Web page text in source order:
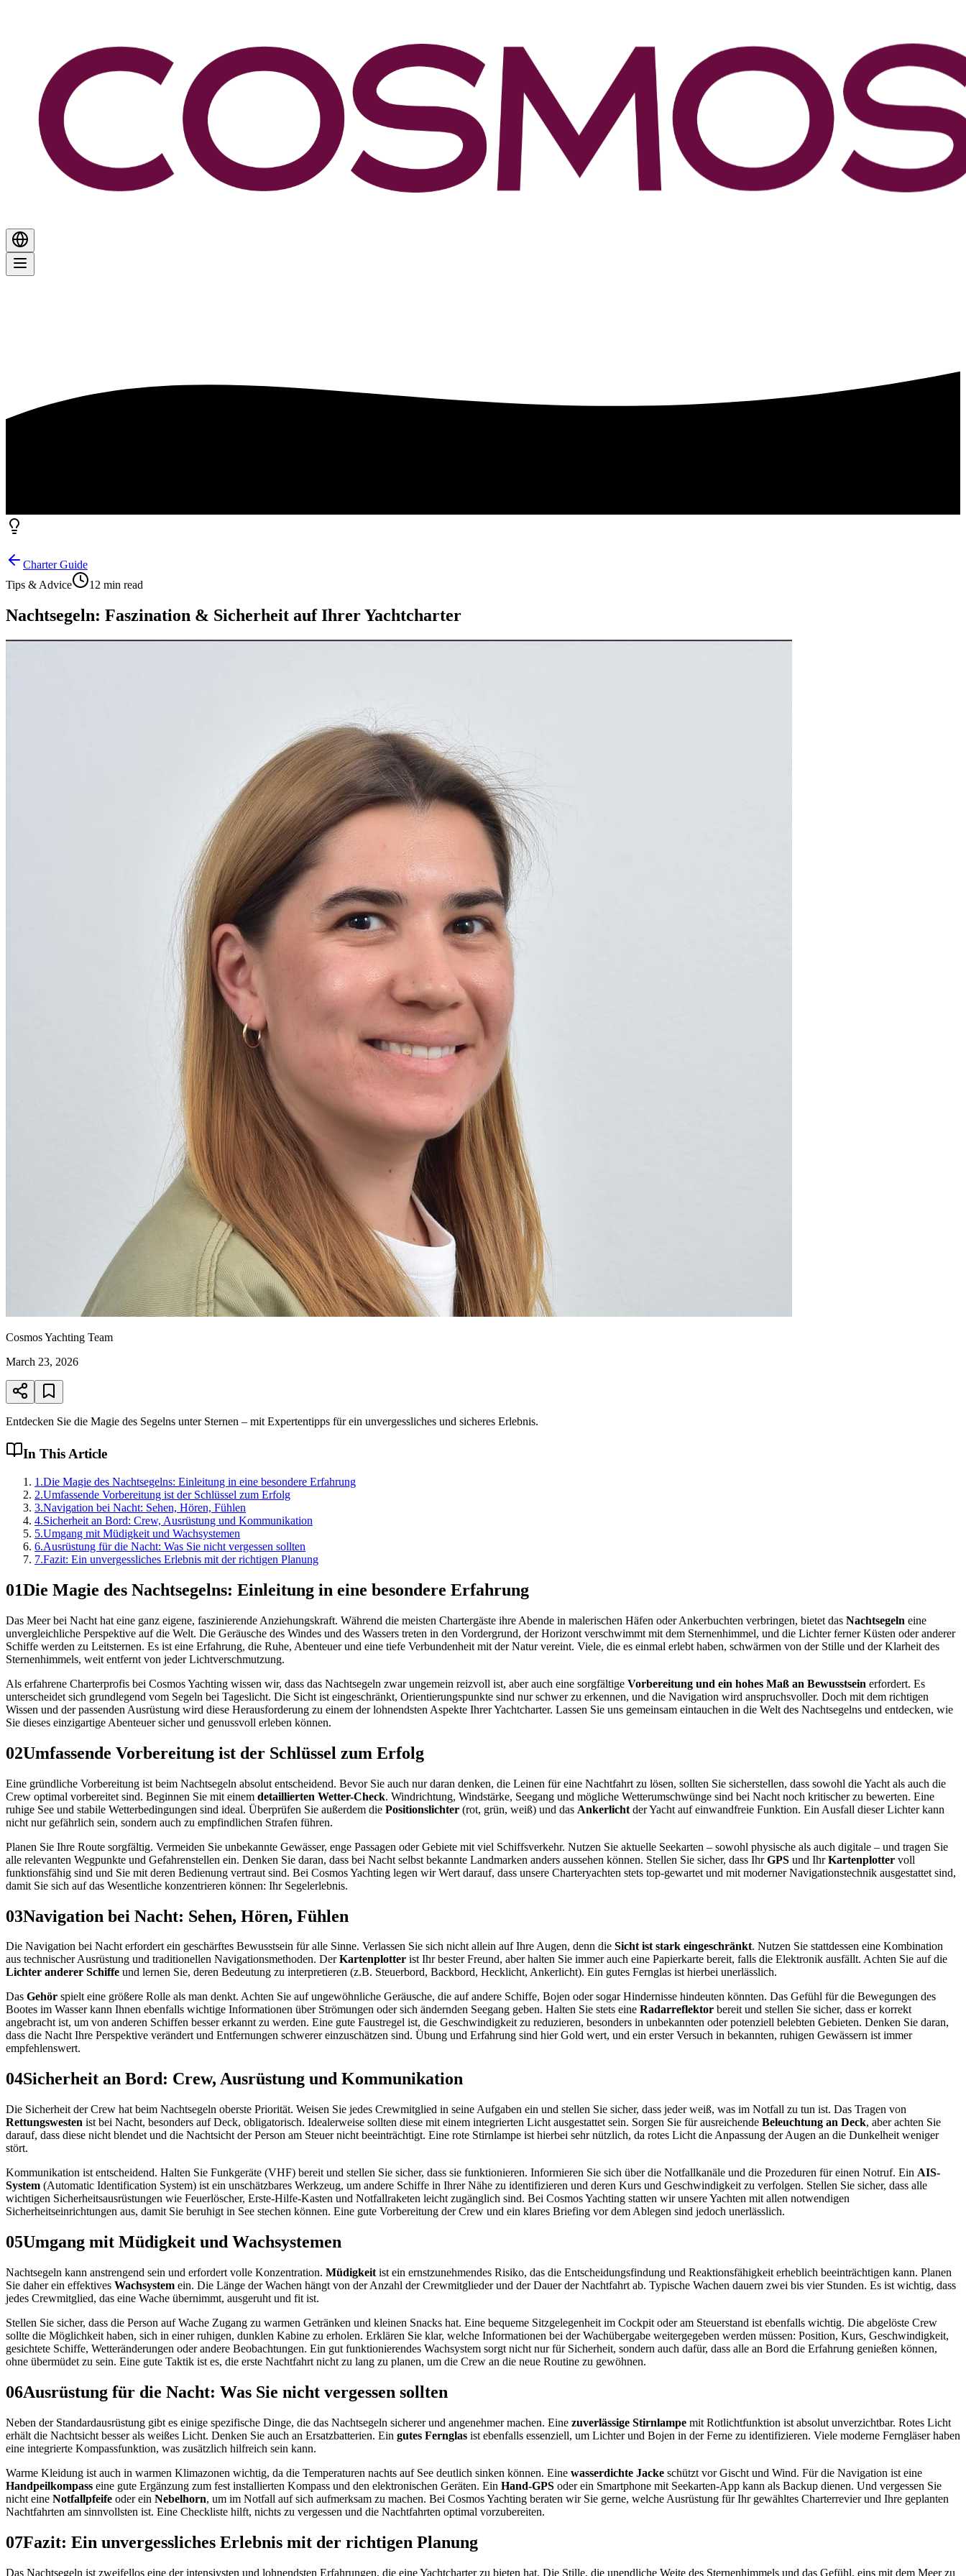
Charter Guide
Tips & Advice
12 min read
Nachtsegeln: Faszination & Sicherheit auf Ihrer Yachtcharter
Cosmos Yachting Team
March 23, 2026
Entdecken Sie die Magie des Segelns unter Sternen – mit Expertentipps für ein unvergessliches und sicheres Erlebnis.
In This Article
1 .Die Magie des Nachtsegelns: Einleitung in eine besondere Erfahrung
2.Umfassende Vorbereitung ist der Schlüssel zum Erfolg
3.Navigation bei Nacht: Sehen, Hören, Fühlen
4.Sicherheit an Bord: Crew, Ausrüstung und Kommunikation
5.Umgang mit Müdigkeit und Wachsystemen
6.Ausrüstung für die Nacht: Was Sie nicht vergessen sollten
7.Fazit: Ein unvergessliches Erlebnis mit der richtigen Planung
01Die Magie des Nachtsegelns: Einleitung in eine besondere Erfahrung
Das Meer bei Nacht hat eine ganz eigene, faszinierende Anziehungskraft. Während die meisten Chartergäste ihre Abende in malerischen Häfen oder Ankerbuchten verbringen, bietet das Nachtsegeln eine
unvergleichliche Perspektive auf die Welt. Die Geräusche des Windes und des Wassers treten in den Vordergrund, der Horizont verschwimmt mit dem Sternenhimmel, und die Lichter ferner Küsten oder anderer
Schiffe werden zu Leitsternen. Es ist eine Erfahrung, die Ruhe, Abenteuer und eine tiefe Verbundenheit mit der Natur vereint. Viele, die es einmal erlebt haben, schwärmen von der Stille und der Klarheit des
Sternenhimmels, weit entfernt von jeder Lichtverschmutzung.
Als erfahrene Charterprofis bei Cosmos Yachting wissen wir, dass das Nachtsegeln zwar ungemein reizvoll ist, aber auch eine sorgfältige Vorbereitung und ein hohes Maß an Bewusstsein erfordert. Es
unterscheidet sich grundlegend vom Segeln bei Tageslicht. Die Sicht ist eingeschränkt, Orientierungspunkte sind nur schwer zu erkennen, und die Navigation wird anspruchsvoller. Doch mit dem richtigen
Wissen und der passenden Ausrüstung wird diese Herausforderung zu einem der lohnendsten Aspekte Ihrer Yachtcharter. Lassen Sie uns gemeinsam eintauchen in die Welt des Nachtsegelns und entdecken, wie
Sie dieses einzigartige Abenteuer sicher und genussvoll erleben können.
02Umfassende Vorbereitung ist der Schlüssel zum Erfolg
Eine gründliche Vorbereitung ist beim Nachtsegeln absolut entscheidend. Bevor Sie auch nur daran denken, die Leinen für eine Nachtfahrt zu lösen, sollten Sie sicherstellen, dass sowohl die Yacht als auch die
Crew optimal vorbereitet sind. Beginnen Sie mit einem detaillierten Wetter-Check. Windrichtung, Windstärke, Seegang und mögliche Wetterumschwünge sind bei Nacht noch kritischer zu bewerten. Eine
ruhige See und stabile Wetterbedingungen sind ideal. Überprüfen Sie außerdem die Positionslichter (rot, grün, weiß) und das Ankerlicht der Yacht auf einwandfreie Funktion. Ein Ausfall dieser Lichter kann
nicht nur gefährlich sein, sondern auch zu empfindlichen Strafen führen.
Planen Sie Ihre Route sorgfältig. Vermeiden Sie unbekannte Gewässer, enge Passagen oder Gebiete mit viel Schiffsverkehr. Nutzen Sie aktuelle Seekarten – sowohl physische als auch digitale – und tragen Sie
alle relevanten Wegpunkte und Gefahrenstellen ein. Denken Sie daran, dass bei Nacht selbst bekannte Landmarken anders aussehen können. Stellen Sie sicher, dass IhrGPS und IhrKartenplotter voll
funktionsfähig sind und Sie mit deren Bedienung vertraut sind. Bei Cosmos Yachting legen wir Wert darauf, dass unsere Charteryachten stets top-gewartet und mit moderner Navigationstechnik ausgestattet sind,
damit Sie sich auf das Wesentliche konzentrieren können: Ihr Segelerlebnis.
03Navigation bei Nacht: Sehen, Hören, Fühlen
Die Navigation bei Nacht erfordert ein geschärftes Bewusstsein für alle Sinne. Verlassen Sie sich nicht allein auf Ihre Augen, denn die Sicht ist stark eingeschränkt. Nutzen Sie stattdessen eine Kombination
aus technischer Ausrüstung und traditionellen Navigationsmethoden. DerKartenplotter ist Ihr bester Freund, aber halten Sie immer auch eine Papierkarte bereit, falls die Elektronik ausfällt. Achten Sie auf die
Lichter anderer Schiffe und lernen Sie, deren Bedeutung zu interpretieren (z.B. Steuerbord, Backbord, Hecklicht, Ankerlicht). Ein gutes Fernglas ist hierbei unerlässlich.
Das Gehör spielt eine größere Rolle als man denkt. Achten Sie auf ungewöhnliche Geräusche, die auf andere Schiffe, Bojen oder sogar Hindernisse hindeuten könnten. Das Gefühl für die Bewegungen des
Bootes im Wasser kann Ihnen ebenfalls wichtige Informationen über Strömungen oder sich ändernden Seegang geben. Halten Sie stets eine Radarreflektor bereit und stellen Sie sicher, dass er korrekt
angebracht ist, um von anderen Schiffen besser erkannt zu werden. Eine gute Faustregel ist, die Geschwindigkeit zu reduzieren, besonders in unbekannten oder potenziell belebten Gebieten. Denken Sie daran,
dass die Nacht Ihre Perspektive verändert und Entfernungen schwerer einzuschätzen sind. Übung und Erfahrung sind hier Gold wert, und ein erster Versuch in bekannten, ruhigen Gewässern ist immer
empfehlenswert.
04Sicherheit an Bord: Crew, Ausrüstung und Kommunikation
Die Sicherheit der Crew hat beim Nachtsegeln oberste Priorität. Weisen Sie jedes Crewmitglied in seine Aufgaben ein und stellen Sie sicher, dass jeder weiß, was im Notfall zu tun ist. Das Tragen von
Rettungswesten ist bei Nacht, besonders auf Deck, obligatorisch. Idealerweise sollten diese mit einem integrierten Licht ausgestattet sein. Sorgen Sie für ausreichende Beleuchtung an Deck, aber achten Sie
darauf, dass diese nicht blendet und die Nachtsicht der Person am Steuer nicht beeinträchtigt. Eine rote Stirnlampe ist hierbei sehr nützlich, da rotes Licht die Anpassung der Augen an die Dunkelheit weniger
stört.
Kommunikation ist entscheidend. Halten Sie Funkgeräte (VHF) bereit und stellen Sie sicher, dass sie funktionieren. Informieren Sie sich über die Notfallkanäle und die Prozeduren für einen Notruf. Ein AIS-
System (Automatic Identification System) ist ein unschätzbares Werkzeug, um andere Schiffe in Ihrer Nähe zu identifizieren und deren Kurs und Geschwindigkeit zu verfolgen. Stellen Sie sicher, dass alle
wichtigen Sicherheitsausrüstungen wie Feuerlöscher, Erste-Hilfe-Kasten und Notfallraketen leicht zugänglich sind. Bei Cosmos Yachting statten wir unsere Yachten mit allen notwendigen
Sicherheitseinrichtungen aus, damit Sie beruhigt in See stechen können. Eine gute Vorbereitung der Crew und ein klares Briefing vor dem Ablegen sind jedoch unerlässlich.
05Umgang mit Müdigkeit und Wachsystemen
Nachtsegeln kann anstrengend sein und erfordert volle Konzentration. Müdigkeit ist ein ernstzunehmendes Risiko, das die Entscheidungsfindung und Reaktionsfähigkeit erheblich beeinträchtigen kann. Planen
Sie daher ein effektives Wachsystem ein. Die Länge der Wachen hängt von der Anzahl der Crewmitglieder und der Dauer der Nachtfahrt ab. Typische Wachen dauern zwei bis vier Stunden. Es ist wichtig, dass
jedes Crewmitglied, das eine Wache übernimmt, ausgeruht und fit ist.
Stellen Sie sicher, dass die Person auf Wache Zugang zu warmen Getränken und kleinen Snacks hat. Eine bequeme Sitzgelegenheit im Cockpit oder am Steuerstand ist ebenfalls wichtig. Die abgelöste Crew
sollte die Möglichkeit haben, sich in einer ruhigen, dunklen Kabine zu erholen. Erklären Sie klar, welche Informationen bei der Wachübergabe weitergegeben werden müssen: Position, Kurs, Geschwindigkeit,
gesichtete Schiffe, Wetteränderungen oder andere Beobachtungen. Ein gut funktionierendes Wachsystem sorgt nicht nur für Sicherheit, sondern auch dafür, dass alle an Bord die Erfahrung genießen können,
ohne übermüdet zu sein. Eine gute Taktik ist es, die erste Nachtfahrt nicht zu lang zu planen, um die Crew an die neue Routine zu gewöhnen.
06Ausrüstung für die Nacht: Was Sie nicht vergessen sollten
Neben der Standardausrüstung gibt es einige spezifische Dinge, die das Nachtsegeln sicherer und angenehmer machen. Eine zuverlässige Stirnlampe mit Rotlichtfunktion ist absolut unverzichtbar. Rotes Licht
erhält die Nachtsicht besser als weißes Licht. Denken Sie auch an Ersatzbatterien. Ein gutes Fernglas ist ebenfalls essenziell, um Lichter und Bojen in der Ferne zu identifizieren. Viele moderne Ferngläser haben
eine integrierte Kompassfunktion, was zusätzlich hilfreich sein kann.
Warme Kleidung ist auch in warmen Klimazonen wichtig, da die Temperaturen nachts auf See deutlich sinken können. Eine wasserdichte Jacke schützt vor Gischt und Wind. Für die Navigation ist eine
Handpeilkompass eine gute Ergänzung zum fest installierten Kompass und den elektronischen Geräten. Ein Hand-GPS oder ein Smartphone mit Seekarten-App kann als Backup dienen. Und vergessen Sie
nicht eine Notfallpfeife oder ein Nebelhorn, um im Notfall auf sich aufmerksam zu machen. Bei Cosmos Yachting beraten wir Sie gerne, welche Ausrüstung für Ihr gewähltes Charterrevier und Ihre geplanten
Nachtfahrten am sinnvollsten ist. Eine Checkliste hilft, nichts zu vergessen und die Nachtfahrten optimal vorzubereiten.
07Fazit: Ein unvergessliches Erlebnis mit der richtigen Planung
Das Nachtsegeln ist zweifellos eine der intensivsten und lohnendsten Erfahrungen, die eine Yachtcharter zu bieten hat. Die Stille, die unendliche Weite des Sternenhimmels und das Gefühl, eins mit dem Meer zu